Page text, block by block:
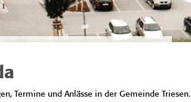
Termine und Anlässe in der Gemeinde Triesen.